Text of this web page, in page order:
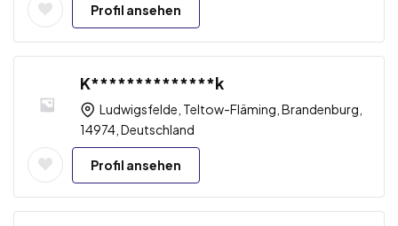
Profil ansehen
K**************k
Ludwigsfelde, Teltow-Fläming, Brandenburg,
14974, Deutschland
Profil ansehen